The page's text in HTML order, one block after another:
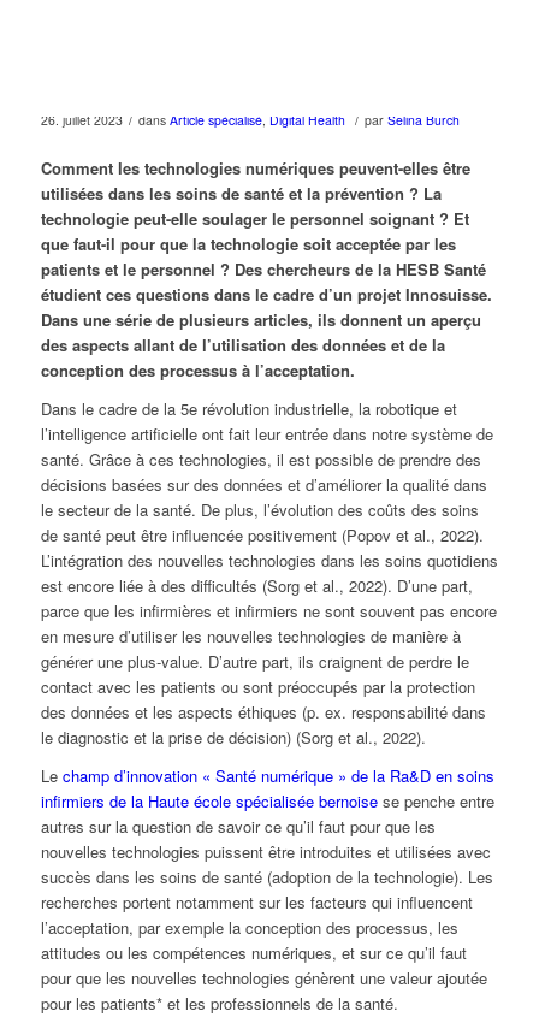
26. juillet 2023 / dans Article spécialisé, Digital Health / par Selina Burch
Comment les technologies numériques peuvent-elles être
utilisées dans les soins de santé et la prévention ? La
technologie peut-elle soulager le personnel soignant ? Et
que faut-il pour que la technologie soit acceptée par les
patients et le personnel ? Des chercheurs de la HESB Santé
étudient ces questions dans le cadre d’un projet Innosuisse.
Dans une série de plusieurs articles, ils donnent un aperçu
des aspects allant de l’utilisation des données et de la
conception des processus à l’acceptation.
Dans le cadre de la 5e révolution industrielle, la robotique et
l’intelligence artificielle ont fait leur entrée dans notre système de
santé. Grâce à ces technologies, il est possible de prendre des
décisions basées sur des données et d’améliorer la qualité dans
le secteur de la santé. De plus, l’évolution des coûts des soins
de santé peut être influencée positivement (Popov et al., 2022).
L’intégration des nouvelles technologies dans les soins quotidiens
est encore liée à des difficultés (Sorg et al., 2022). D’une part,
parce que les infirmières et infirmiers ne sont souvent pas encore
en mesure d’utiliser les nouvelles technologies de manière à
générer une plus-value. D’autre part, ils craignent de perdre le
contact avec les patients ou sont préoccupés par la protection
des données et les aspects éthiques (p. ex. responsabilité dans
le diagnostic et la prise de décision) (Sorg et al., 2022).
Le champ d’innovation « Santé numérique » de la Ra&D en soins
infirmiers de la Haute école spécialisée bernoisese penche entre
autres sur la question de savoir ce qu’il faut pour que les
nouvelles technologies puissent être introduites et utilisées avec
succès dans les soins de santé (adoption de la technologie). Les
recherches portent notamment sur les facteurs qui influencent
l’acceptation, par exemple la conception des processus, les
attitudes ou les compétences numériques, et sur ce qu’il faut
pour que les nouvelles technologies génèrent une valeur ajoutée
pour les patients* et les professionnels de la santé.